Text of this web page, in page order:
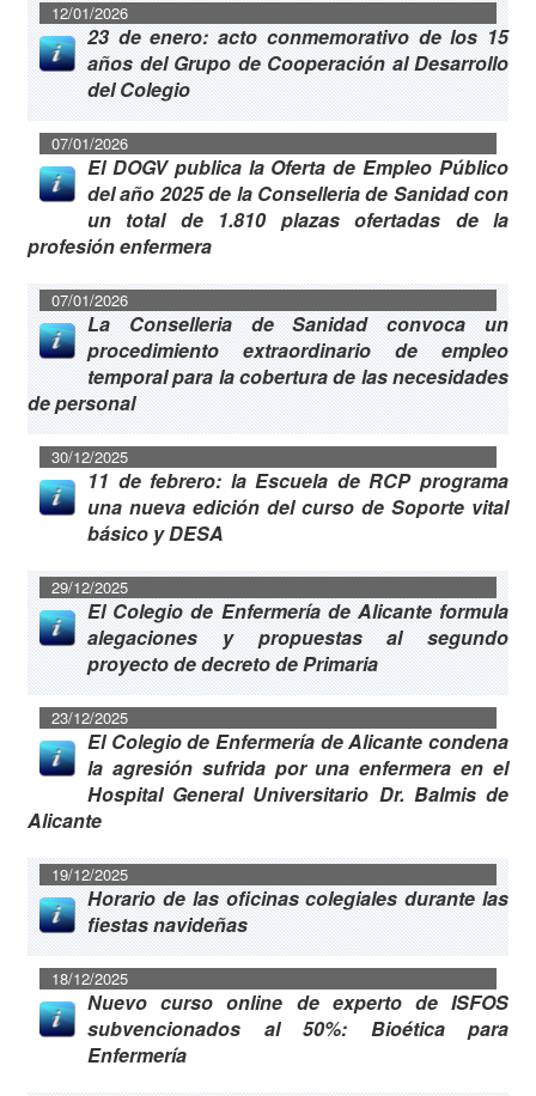
12/01/2026
23 de enero: acto conmemorativo de los 15
años del Grupo de Cooperación al Desarrollo
del Colegio
07/01/2026
El DOGV publica la Oferta de Empleo Público
del año 2025 de la Conselleria de Sanidad con
un total de 1.810 plazas ofertadas de la
profesión enfermera
07/01/2026
La Conselleria de Sanidad convoca un
procedimiento extraordinario de empleo
temporal para la cobertura de las necesidades
de personal
30/12/2025
11 de febrero: la Escuela de RCP programa
una nueva edición del curso de Soporte vital
básico y DESA
29/12/2025
El Colegio de Enfermería de Alicante formula
alegaciones y propuestas al segundo
proyecto de decreto de Primaria
23/12/2025
El Colegio de Enfermería de Alicante condena
la agresión sufrida por una enfermera en el
Hospital General Universitario Dr. Balmis de
Alicante
19/12/2025
Horario de las oficinas colegiales durante las
fiestas navideñas
18/12/2025
Nuevo curso online de experto de ISFOS
subvencionados al 50%: Bioética para
Enfermería